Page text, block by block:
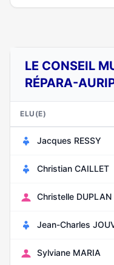
LE CONSEIL
RÉPARA-
ELU(E)
Jacques RESSY
Christian CAILLET
Christelle DUPLAN
Jean-Charles
Sylviane MARIA